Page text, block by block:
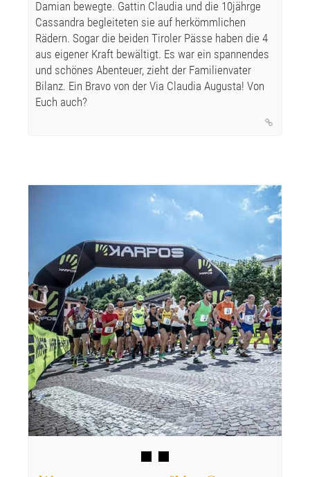
Damian bewegte. Gattin Claudia und die 10jährge
Cassandra begleiteten sie auf herkömmlichen
Rädern. Sogar die beiden Tiroler Pässe haben die 4
aus eigener Kraft bewältigt. Es war ein spannendes
und schönes Abenteuer, zieht der Familienvater
Bilanz. Ein Bravo von der Via Claudia Augusta! Von
Euch auch?